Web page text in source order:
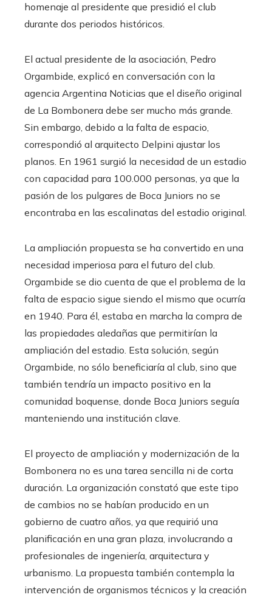
homenaje al presidente que presidió el club
durante dos periodos históricos.
El actual presidente de la asociación, Pedro
Orgambide, explicó en conversación con la
agencia Argentina Noticias que el diseño original
de La Bombonera debe ser mucho más grande.
Sin embargo, debido a la falta de espacio,
correspondió al arquitecto Delpini ajustar los
planos. En 1961 surgió la necesidad de un estadio
con capacidad para 100.000 personas, ya que la
pasión de los pulgares de Boca Juniors no se
encontraba en las escalinatas del estadio original.
La ampliación propuesta se ha convertido en una
necesidad imperiosa para el futuro del club.
Orgambide se dio cuenta de que el problema de la
falta de espacio sigue siendo el mismo que ocurría
en 1940. Para él, estaba en marcha la compra de
las propiedades aledañas que permitirían la
ampliación del estadio. Esta solución, según
Orgambide, no sólo beneficiaría al club, sino que
también tendría un impacto positivo en la
comunidad boquense, donde Boca Juniors seguía
manteniendo una institución clave.
El proyecto de ampliación y modernización de la
Bombonera no es una tarea sencilla ni de corta
duración. La organización constató que este tipo
de cambios no se habían producido en un
gobierno de cuatro años, ya que requirió una
planificación en una gran plaza, involucrando a
profesionales de ingeniería, arquitectura y
urbanismo. La propuesta también contempla la
intervención de organismos técnicos y la creación